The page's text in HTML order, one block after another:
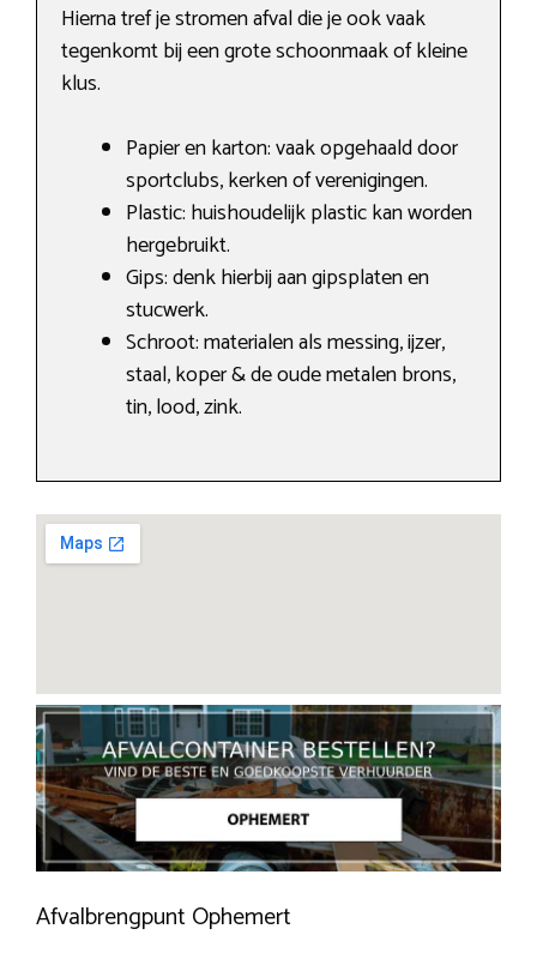
Hierna tref je stromen afval die je ook vaak
tegenkomt bij een grote schoonmaak of kleine
klus.
Papier en karton: vaak opgehaald door
sportclubs, kerken of verenigingen.
Plastic: huishoudelijk plastic kan worden
hergebruikt.
Gips: denk hierbij aan gipsplaten en
stucwerk.
Schroot: materialen als messing, ijzer,
staal, koper & de oude metalen brons,
tin, lood, zink.
Afvalbrengpunt Ophemert